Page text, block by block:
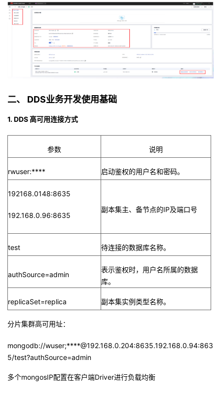
二、 DDS业务开发使用基础
1.DDS高可用连接方式
参数 说明
rwuser:**** 启动鉴权的用户名和密码。
192168.0148:8635
192.168.0.96:8635
副本集主、备节点的IP及端口号
test 待连接的数据库名称。
authSource=admin
表示鉴权时，用户名所属的数据
库。
replicaSet=replica 副本集实例类型名称。
分片集群高可用址：
mongodb://wuser;****@192.168.0.204:8635.192.168.0.94:863
5/test?authSource=admin
多个mongosIP配置在客户端Driver进行负载均衡